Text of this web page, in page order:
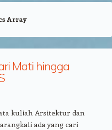
Array
Mati hingga
kuliah Arsitektur dan
ada yang cari